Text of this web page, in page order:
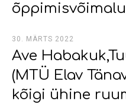
30. MÄRTS 2022
Ave
(MTÜ Elav
kõigi ühine